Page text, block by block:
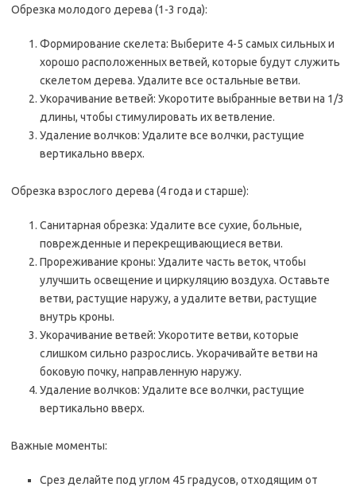
Обрезка молодого дерева (1-3 года):
Формирование скелета: Выберите 4-5 самых сильных и
хорошо расположенных ветвей, которые будут служить
скелетом дерева. Удалите все остальные ветви.
Укорачивание ветвей: Укоротите выбранные ветви на 1/3
длины, чтобы стимулировать их ветвление.
Удаление волчков: Удалите все волчки, растущие
вертикально вверх.
Обрезка взрослого дерева (4 года и старше):
Санитарная обрезка: Удалите все сухие, больные,
поврежденные и перекрещивающиеся ветви.
Прореживание кроны: Удалите часть веток, чтобы
улучшить освещение и циркуляцию воздуха. Оставьте
ветви, растущие наружу, а удалите ветви, растущие
внутрь кроны.
Укорачивание ветвей: Укоротите ветви, которые
слишком сильно разрослись. Укорачивайте ветви на
боковую почку, направленную наружу.
Удаление волчков: Удалите все волчки, растущие
вертикально вверх.
Важные моменты:
Срез делайте под углом 45 градусов, отходящим от